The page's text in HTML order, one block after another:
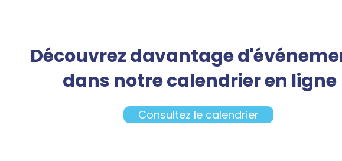
Découvrez davantage
dans notre calendrier en ligne
Consultez le calendrier